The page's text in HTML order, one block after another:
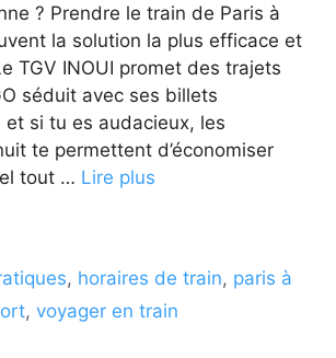
? Prendre le train de Paris à
la solution la plus efficace et
TGV INOUI promet des trajets
séduit avec ses billets
et si tu es audacieux, les
te permettent d’économiser
tout … Lire plus
, horaires de train, paris à
, voyager en train